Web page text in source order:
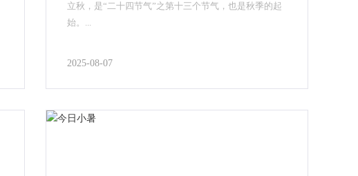
立秋，是“二十四节气”之第十三个节气，也是秋季的起
始。...
2025-08-07